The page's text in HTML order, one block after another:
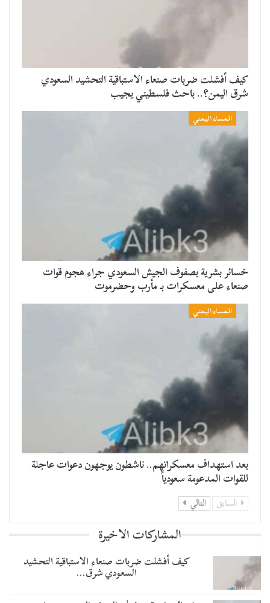
​كيف أفشلت ضربات صنعاء الاستباقية التحشيد السعودي
شرق اليمن؟.. باحث فلسطيني يجيب
المساء اليمني
خسائر بشرية بصفوف الجيش السعودي جراء هجوم قوات
صنعاء على معسكرات بـ مأرب وحضرموت
المساء اليمني
بعد استهداف معسكراتهم.. ناشطون يوجهون دعوات عاجلة
للقوات المدعومة سعودياً
السابق التالي
المشاركات الاخيرة
​كيف أفشلت ضربات صنعاء الاستباقية التحشيد
السعودي شرق…